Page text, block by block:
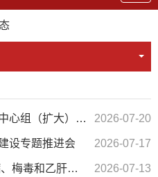
市卫健委召开党组理论学习中心组（扩大）学习会议 2026-07-20
设专题推进会 2026-07-17
我市举办2026年消除艾滋病、梅毒和乙肝母婴传播项目业务培训班 2026-07-13